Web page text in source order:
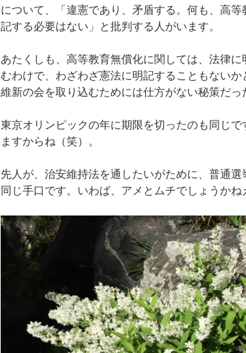
について、「違憲であり、矛盾する。何も、高等
記する必要はない」と批判する人がいます。
あたくしも、高等教育無償化に関しては、法律
むわけで、わざわざ憲法に明記することもない
維新の会を取り込むためには仕方がない秘策だっ
東京オリンピックの年に期限を切ったのも同じで
ますからね（笑）。
先人が、治安維持法を通したいがために、普通選
同じ手口です。いわば、アメとムチでしょうかね